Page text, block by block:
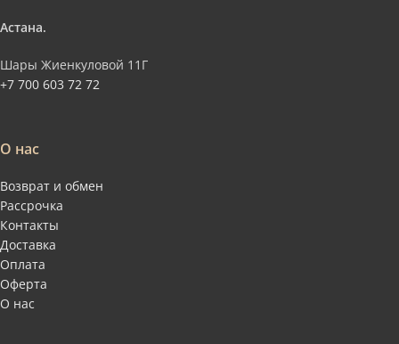
Астана.
Шары Жиенкуловой 11Г
+7 700 603 72 72
О нас
Возврат и обмен
Рассрочка
Контакты
Доставка
Оплата
Оферта
О нас